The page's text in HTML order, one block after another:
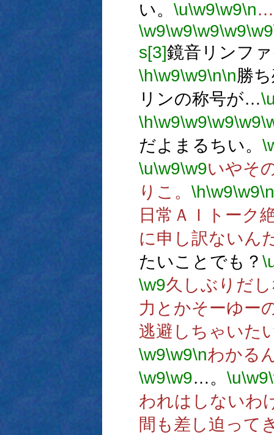
い。 \u\w9\w9\n…
\w9\w9\w9\w9\w9
s[3]鏡音リンフ
\h\w9\w9\n\n勝
リンの称号が…
\h\w9\w9\w9\w9
だよまるちい。
\u\w9\w9いやそ
りこ。 \h\w9\w9\n
日常ＡＩトーク
に申し訳ないん
たいことでも？
\w9久しぶりだ
力とかそーゆー
逃避しちゃいた
\w9\w9\nわかる
\w9\w9…。 \u\w9
われはしないわ
間も差し迫って